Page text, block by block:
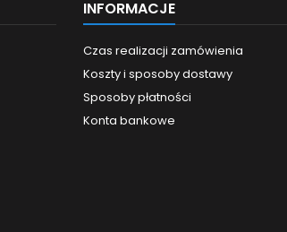
INFORMACJE
Czas realizacji zamówienia
Koszty i sposoby dostawy
Sposoby płatności
Konta bankowe